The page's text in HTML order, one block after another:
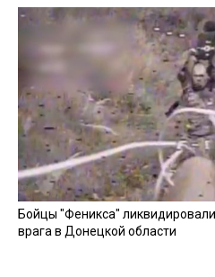
Бойцы "Феникса"
врага в Донецкой области